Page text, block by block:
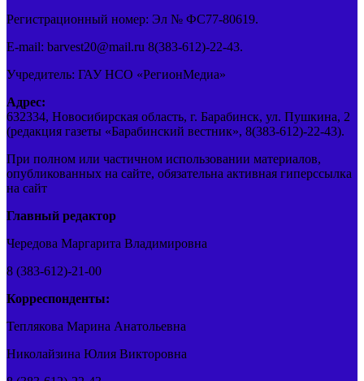
Регистрационный номер: Эл № ФС77-80619.
E-mail: barvest20@mail.ru 8(383-612)-22-43.
Учредитель: ГАУ НСО «РегионМедиа»
Адрес:
632334, Новосибирская область, г. Барабинск, ул. Пушкина, 2
(редакция газеты «Барабинский вестник», 8(383-612)-22-43).
При полном или частичном использовании материалов,
опубликованных на сайте, обязательна активная гиперссылка
на сайт
Главный редактор
Чередова Маргарита Владимировна
8 (383-612)-21-00
Корреспонденты:
Теплякова Марина Анатольевна
Николайзина Юлия Викторовна